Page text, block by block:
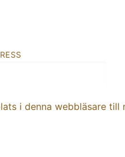
i denna webbläsare till